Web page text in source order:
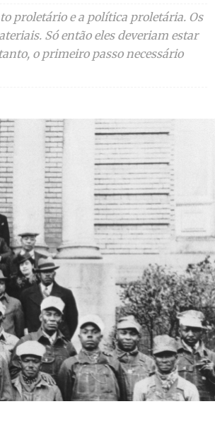
proletário e a política proletária. Os
Só então eles deveriam estar
o primeiro passo necessário